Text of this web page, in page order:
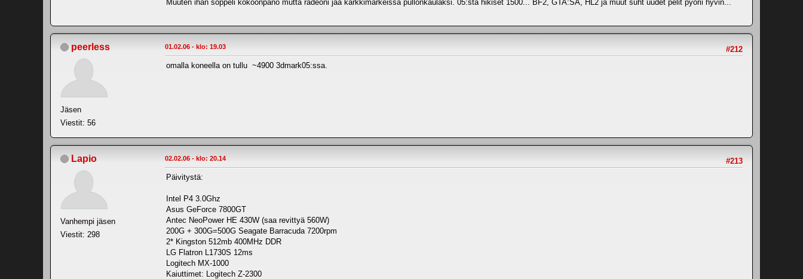
Muuten ihan soppeli kokoonpano mutta radeoni jää karkkimarkeissa pullonkaulaksi. 05:sta hikiset 1500... BF2, GTA:SA, HL2 ja muut suht uudet pelit pyörii hyvin...
peerless
Jäsen
Viestit: 56
#212
01.02.06 - klo: 19.03
omalla koneella on tullu ~4900 3dmark05:ssa.
Lapio
Vanhempi jäsen
Viestit: 298
#213
02.02.06 - klo: 20.14
Päivitystä:
Intel P4 3.0Ghz
Asus GeForce 7800GT
Antec NeoPower HE 430W (saa revittyä 560W)
200G + 300G=500G Seagate Barracuda 7200rpm
2* Kingston 512mb 400MHz DDR
LG Flatron L1730S 12ms
Logitech MX-1000
Kaiuttimet: Logitech Z-2300